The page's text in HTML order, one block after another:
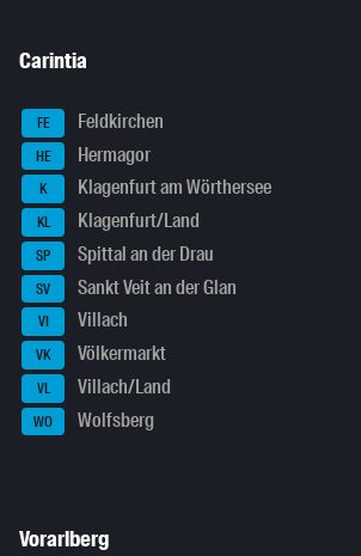
Carintia
FE Feldkirchen
HE Hermagor
K Klagenfurt am Wörthersee
KL Klagenfurt/Land
SP Spittal an der Drau
SV Sankt Veit an der Glan
VI Villach
VK Völkermarkt
VL Villach/Land
WO Wolfsberg
Vorarlberg